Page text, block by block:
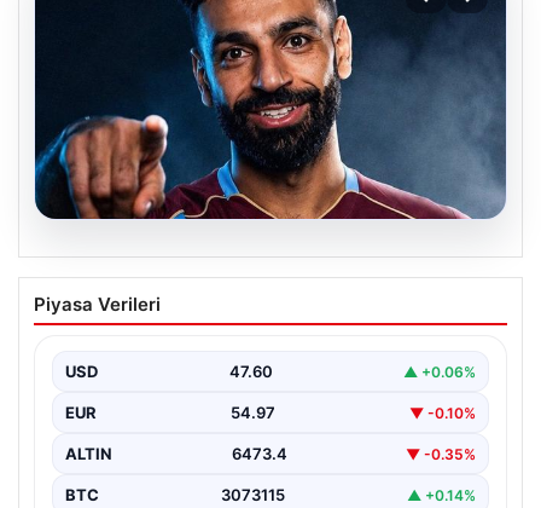
05.08.2026
Mohamed Salah transferinin detayları
açıklandı!
Piyasa Verileri
USD 47.60 ▲ +0.06%
EUR 54.97 ▼ -0.10%
ALTIN 6473.4 ▼ -0.35%
BTC 3073115 ▲ +0.14%